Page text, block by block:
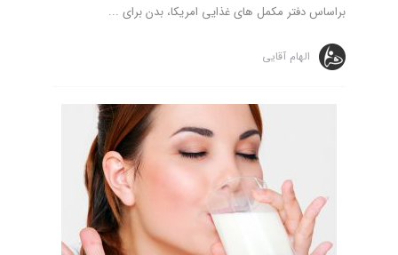
براساس دفتر مکمل های غذایی امریکا، بدن برای ...
الهام آقایی